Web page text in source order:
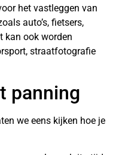
het vastleggen van
auto’s, fietsers,
kan ook worden
straatfotografie
panning
we eens kijken hoe je